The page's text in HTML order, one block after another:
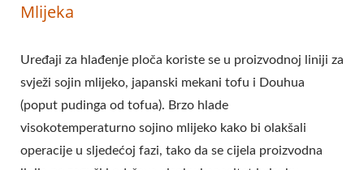
Mlijeka
Uređaji za hlađenje ploča koriste se u proizvodnoj liniji za
svježi sojin mlijeko, japanski mekani tofu i Douhua
(poput pudinga od tofua). Brzo hlade
visokotemperaturno sojino mlijeko kako bi olakšali
operacije u sljedećoj fazi, tako da se cijela proizvodna